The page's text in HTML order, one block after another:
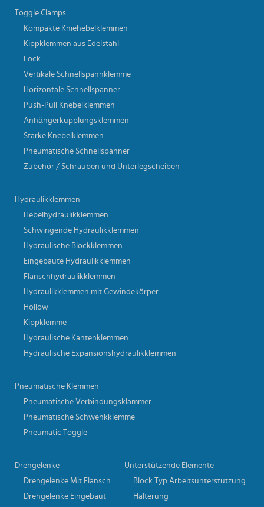
Toggle Clamps
Kompakte Kniehebelklemmen
Kippklemmen aus Edelstahl
Lock
Vertikale Schnellspannklemme
Horizontale Schnellspanner
Push-Pull Knebelklemmen
Anhängerkupplungsklemmen
Starke Knebelklemmen
Pneumatische Schnellspanner
Zubehör / Schrauben und Unterlegscheiben
Hydraulikklemmen
Hebelhydraulikklemmen
Schwingende Hydraulikklemmen
Hydraulische Blockklemmen
Eingebaute Hydraulikklemmen
Flanschhydraulikklemmen
Hydraulikklemmen mit Gewindekörper
Hollow
Kippklemme
Hydraulische Kantenklemmen
Hydraulische Expansionshydraulikklemmen
Pneumatische Klemmen
Pneumatische Verbindungsklammer
Pneumatische Schwenkklemme
Pneumatic Toggle
Drehgelenke
Drehgelenke Mit Flansch
Drehgelenke Eingebaut
Unterstützende Elemente
Block Typ Arbeitsunterstutzung
Halterung